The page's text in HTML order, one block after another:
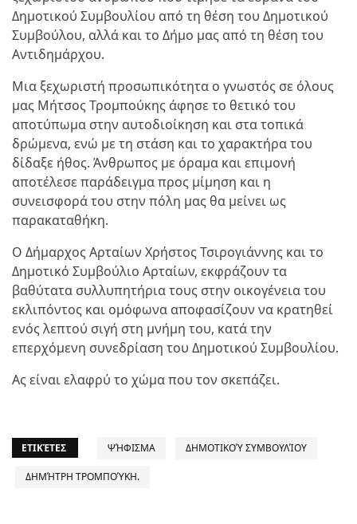
Δημοτικού Συμβουλίου από τη θέση του Δημοτικού
Συμβούλου, αλλά και το Δήμο μας από τη θέση του
Αντιδημάρχου.
Μια ξεχωριστή προσωπικότητα ο γνωστός σε όλους
μας Μήτσος Τρομπούκης άφησε το θετικό του
αποτύπωμα στην αυτοδιοίκηση και στα τοπικά
δρώμενα, ενώ με τη στάση και το χαρακτήρα του
δίδαξε ήθος. Άνθρωπος με όραμα και επιμονή
αποτέλεσε παράδειγμα προς μίμηση και η
συνεισφορά του στην πόλη μας θα μείνει ως
παρακαταθήκη.
Ο Δήμαρχος Αρταίων Χρήστος Τσιρογιάννης και το
Δημοτικό Συμβούλιο Αρταίων, εκφράζουν τα
βαθύτατα συλλυπητήρια τους στην οικογένεια του
εκλιπόντος και ομόφωνα αποφασίζουν να κρατηθεί
ενός λεπτού σιγή στη μνήμη του, κατά την
επερχόμενη συνεδρίαση του Δημοτικού Συμβουλίου.
Ας είναι ελαφρύ το χώμα που τον σκεπάζει.
ΕΤΙΚΈΤΕΣ ΨΉΦΙΣΜΑ ΔΗΜΟΤΙΚΟΎ ΣΥΜΒΟΥΛΊΟΥ
ΔΗΜΉΤΡΗ ΤΡΟΜΠΟΎΚΗ.